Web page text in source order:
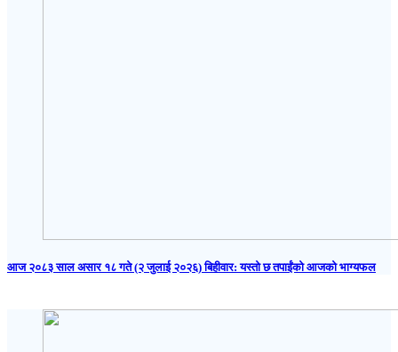
आज २०८३ साल असार १८ गते (२ जुलाई २०२६) बिहीवार: यस्तो छ तपाईंको आजको भाग्यफल